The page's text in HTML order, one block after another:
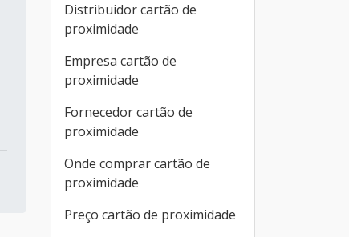
Distribuidor cartão de
proximidade
Empresa cartão de
proximidade
Fornecedor cartão de
proximidade
Onde comprar cartão de
proximidade
Preço cartão de proximidade